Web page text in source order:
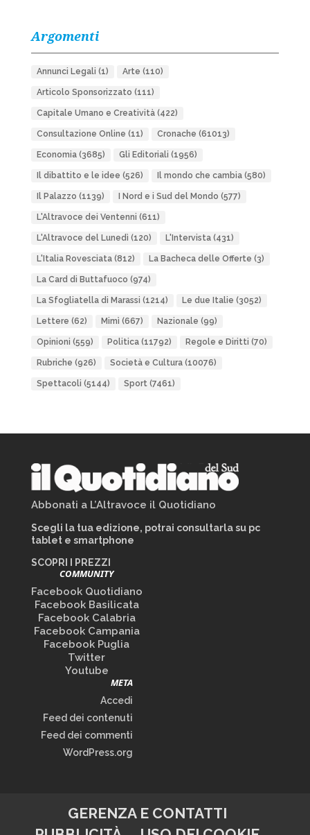
Argomenti
Annunci Legali (1) Arte (110)
Articolo Sponsorizzato (111)
Capitale Umano e Creatività(422)
Consultazione Online (11) Cronache (61013)
Economia(3685) Gli Editoriali (1956)
Il dibattito e le idee (526) Il mondo che cambia(580)
Il Palazzo (1139) I Nord e i Sud del Mondo (577)
L'Altravoce dei Ventenni (611)
L'Altravoce del Lunedì (120) L'Intervista(431)
L'Italia Rovesciata(812) La Bacheca delle Offerte (3)
La Card di Buttafuoco (974)
La Sfogliatella di Marassi (1214) Le due Italie (3052)
Lettere (62) Mimì (667) Nazionale (99)
Opinioni (559) Politica(11792) Regole e Diritti (70)
Rubriche (926) Società e Cultura(10076)
Spettacoli (5144) Sport(7461)
Abbonati a L’Altravoce il Quotidiano
Scegli la tua edizione, potrai consultarla su pc
tablet e smartphone
SCOPRI I PREZZI
COMMUNITY
Facebook Quotidiano
Facebook Basilicata
Facebook Calabria
Facebook Campania
Facebook Puglia
Twitter
Youtube
META
Accedi
Feed dei contenuti
Feed dei commenti
WordPress.org
GERENZA E CONTATTI